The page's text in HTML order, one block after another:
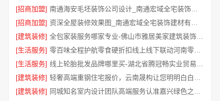
[招商加盟]
南通海安毛坯装饰公司设计_南通宏域全宅装饰建材有限公司
[招商加盟]
[建筑装修]
全包家装服务哪家专业-佛山市雅居美家建筑装饰工程有限公司
[生活服务]
零百味全程护航零食硬折扣线上线下联动河南零百味供应链有限公司
[生活服务]
[建筑装修]
[建筑装修]